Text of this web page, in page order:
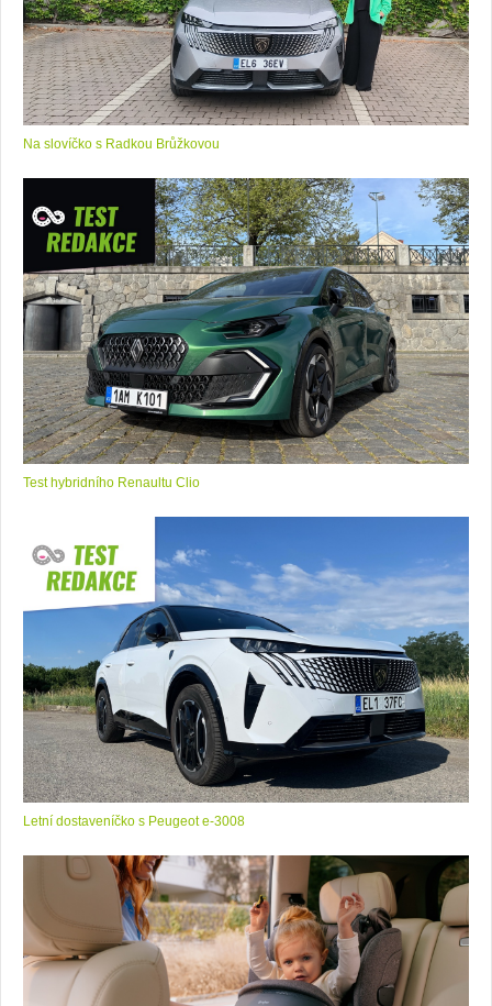
Na slovíčko s Radkou Brůžkovou
Test hybridního Renaultu Clio
Letní dostaveníčko s Peugeot e-3008